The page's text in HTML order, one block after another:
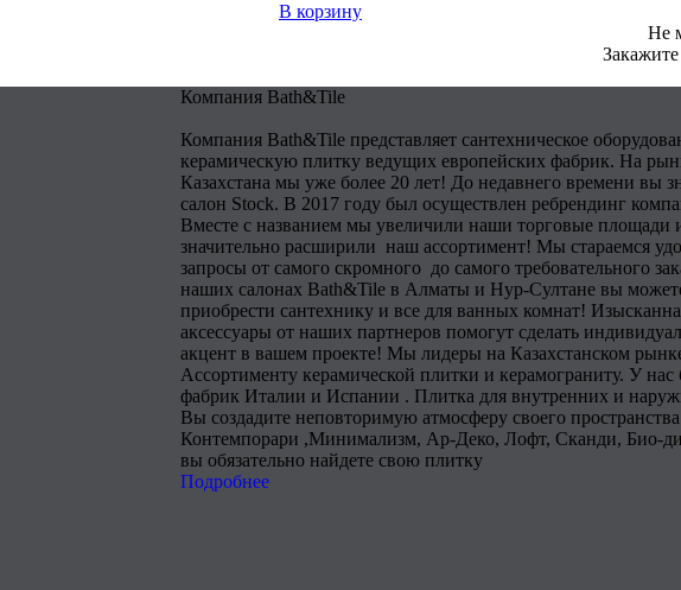
В корзину
Не
Компания Bath&Tile
Компания Bath&Tile представляет сантехническое
керамическую плитку ведущих европейских фабрик. На
Казахстана мы уже более 20 лет! До недавнего времени вы
салон Stock. В 2017 году был осуществлен ребрендинг
Вместе с названием мы увеличили наши торговые площади
значительно расширили наш ассортимент! Мы стараемся
запросы от самого скромного до самого требовательного
наших салонах Bath&Tile в Алматы и Нур-Султане вы
приобрести сантехнику и все для ванных комнат!
аксессуары от наших партнеров помогут сделать
акцент в вашем проекте! Мы лидеры на Казахстанском
Ассортименту керамической плитки и керамограниту. У нас
фабрик Италии и Испании . Плитка для внутренних и
Вы создадите неповторимую атмосферу своего
Контемпорари ,Минимализм, Ар-Деко, Лофт, Сканди, Био-
вы обязательно найдете свою плитку
Подробнее